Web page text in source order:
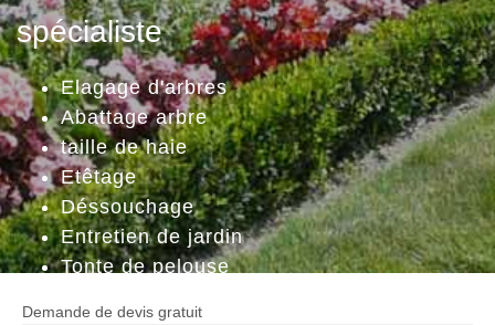
spécialiste
Elagage d'arbres
Abattage arbre
taille de haie
Etêtage
Déssouchage
Entretien de jardin
Tonte de pelouse
Demande de devis gratuit